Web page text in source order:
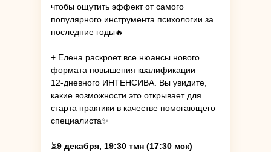
чтобы ощутить эффект от самого
популярного инструмента психологии за
последние годы🔥
+ Елена раскроет все нюансы нового
формата повышения квалификации —
12-дневного ИНТЕНСИВА. Вы увидите,
какие возможности это открывает для
старта практики в качестве помогающего
специалиста✨
⏳9 декабря, 19:30 тмн (17:30 мск)